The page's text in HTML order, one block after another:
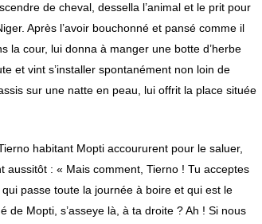
de cheval, dessella l’animal et le prit pour
Après l’avoir bouchonné et pansé comme il
la cour, lui donna à manger une botte d’herbe
et vint s’installer spontanément non loin de
sur une natte en peau, lui offrit la place située
habitant Mopti accoururent pour le saluer,
aussitôt : « Mais comment, Tierno ! Tu acceptes
passe toute la journée à boire et qui est le
de Mopti, s’asseye là, à ta droite ? Ah ! Si nous